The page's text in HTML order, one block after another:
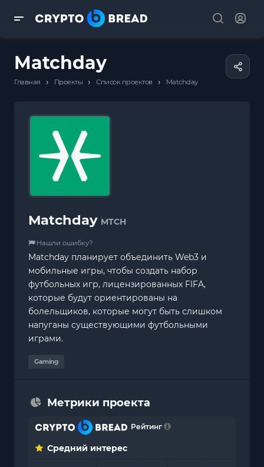
Matchday
Главная › Проекты › Список проектов › Matchday
Matchday MTCH
Нашли ошибку?
Matchday планирует объединить Web3 и
мобильные игры, чтобы создать набор
футбольных игр, лицензированных FIFA,
которые будут ориентированы на
болельщиков, которые могут быть слишком
напуганы существующими футбольными
играми.
Gaming
Метрики проекта
Рейтинг
Средний интерес